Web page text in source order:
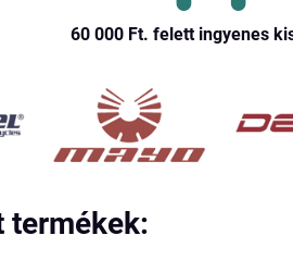
60 000 Ft​. felett ingyenes
termékek: